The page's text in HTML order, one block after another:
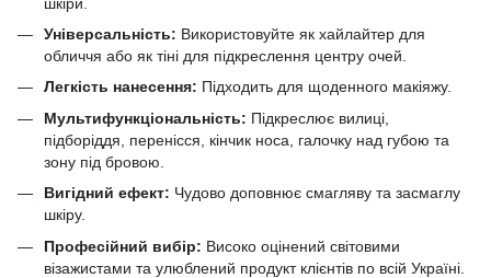
Універсальність: Використовуйте як хайлайтер для
обличчя або як тіні для підкреслення центру очей.
Легкість нанесення: Підходить для щоденного макіяжу.
Мультифункціональність: Підкреслює вилиці,
підборіддя, перенісся, кінчик носа, галочку над губою та
зону під бровою.
Вигідний ефект: Чудово доповнює смагляву та засмаглу
шкіру.
Професійний вибір: Високо оцінений світовими
візажистами та улюблений продукт клієнтів по всій Україні.